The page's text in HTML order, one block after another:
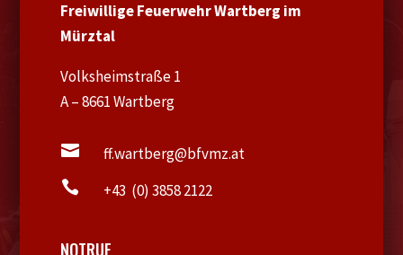
Freiwillige Feuerwehr Wartberg im
Mürztal
Volksheimstraße 1
A – 8661 Wartberg
 ff.wartberg@bfvmz.at
 +43 (0) 3858 2122
NOTRUF